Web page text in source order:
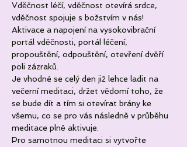
Vděčnost léčí, vděčnost otevírá srdce,
vděčnost spojuje s božstvím v nás!
Aktivace a napojení na vysokovibrační
portál vděčnosti, portál léčení,
propouštění, odpouštění, otevření dvěří
poli zázraků.
Je vhodné se celý den již lehce ladit na
večerní meditaci, držet vědomí toho, že
se bude dít a tím si otevírat brány ke
všemu, co se pro vás následně v průběhu
meditace plně aktivuje.
Pro samotnou meditaci si vytvořte